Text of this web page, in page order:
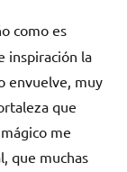
como es
inspiración la
envuelve, muy
que
me
que muchas